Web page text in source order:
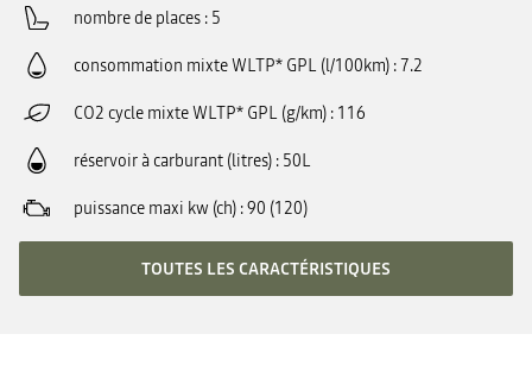
nombre de places 5
consommation mixte WLTP* GPL (l/100km) 7.2
CO2 cycle mixte WLTP* GPL (g/km) 116
réservoir à carburant (litres) 50L
puissance maxi kw (ch) 90 (120)
TOUTES LES CARACTÉRISTIQUES